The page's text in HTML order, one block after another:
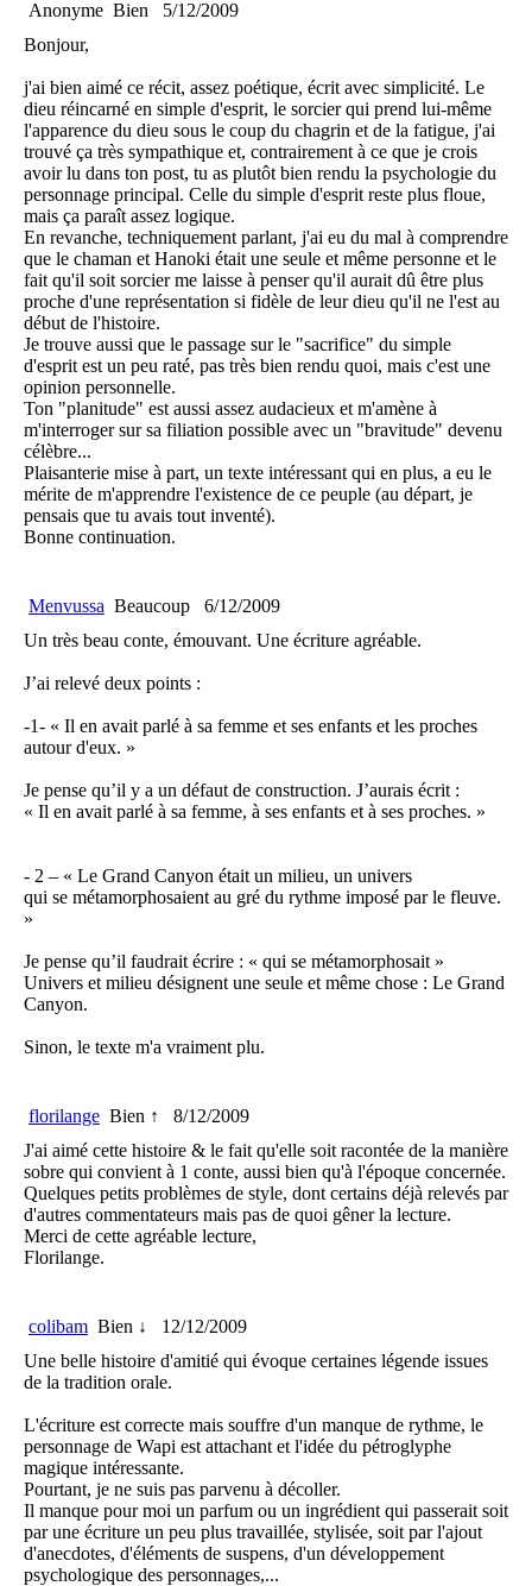
Anonyme Bien
5/12/2009
Bonjour,
j'ai bien aimé ce récit, assez poétique, écrit avec simplicité. Le
dieu réincarné en simple d'esprit, le sorcier qui prend lui-même
l'apparence du dieu sous le coup du chagrin et de la fatigue, j'ai
trouvé ça très sympathique et, contrairement à ce que je crois
avoir lu dans ton post, tu as plutôt bien rendu la psychologie du
personnage principal. Celle du simple d'esprit reste plus floue,
mais ça paraît assez logique.
En revanche, techniquement parlant, j'ai eu du mal à comprendre
que le chaman et Hanoki était une seule et même personne et le
fait qu'il soit sorcier me laisse à penser qu'il aurait dû être plus
proche d'une représentation si fidèle de leur dieu qu'il ne l'est au
début de l'histoire.
Je trouve aussi que le passage sur le "sacrifice" du simple
d'esprit est un peu raté, pas très bien rendu quoi, mais c'est une
opinion personnelle.
Ton "planitude" est aussi assez audacieux et m'amène à
m'interroger sur sa filiation possible avec un "bravitude" devenu
célèbre...
Plaisanterie mise à part, un texte intéressant qui en plus, a eu le
mérite de m'apprendre l'existence de ce peuple (au départ, je
pensais que tu avais tout inventé).
Bonne continuation.
Menvussa Beaucoup
6/12/2009
Un très beau conte, émouvant. Une écriture agréable.
J’ai relevé deux points :
-1- « Il en avait parlé à sa femme et ses enfants et les proches
autour d'eux. »
Je pense qu’il y a un défaut de construction. J’aurais écrit :
« Il en avait parlé à sa femme, à ses enfants et à ses proches. »
- 2 – « Le Grand Canyon était un milieu, un univers
qui se métamorphosaient au gré du rythme imposé par le fleuve.
»
Je pense qu’il faudrait écrire : « qui se métamorphosait »
Univers et milieu désignent une seule et même chose : Le Grand
Canyon.
Sinon, le texte m'a vraiment plu.
florilange Bien ↑
8/12/2009
J'ai aimé cette histoire & le fait qu'elle soit racontée de la manière
sobre qui convient à 1 conte, aussi bien qu'à l'époque concernée.
Quelques petits problèmes de style, dont certains déjà relevés par
d'autres commentateurs mais pas de quoi gêner la lecture.
Merci de cette agréable lecture,
Florilange.
colibam Bien ↓
12/12/2009
Une belle histoire d'amitié qui évoque certaines légende issues
de la tradition orale.
L'écriture est correcte mais souffre d'un manque de rythme, le
personnage de Wapi est attachant et l'idée du pétroglyphe
magique intéressante.
Pourtant, je ne suis pas parvenu à décoller.
Il manque pour moi un parfum ou un ingrédient qui passerait soit
par une écriture un peu plus travaillée, stylisée, soit par l'ajout
d'anecdotes, d'éléments de suspens, d'un développement
psychologique des personnages,...